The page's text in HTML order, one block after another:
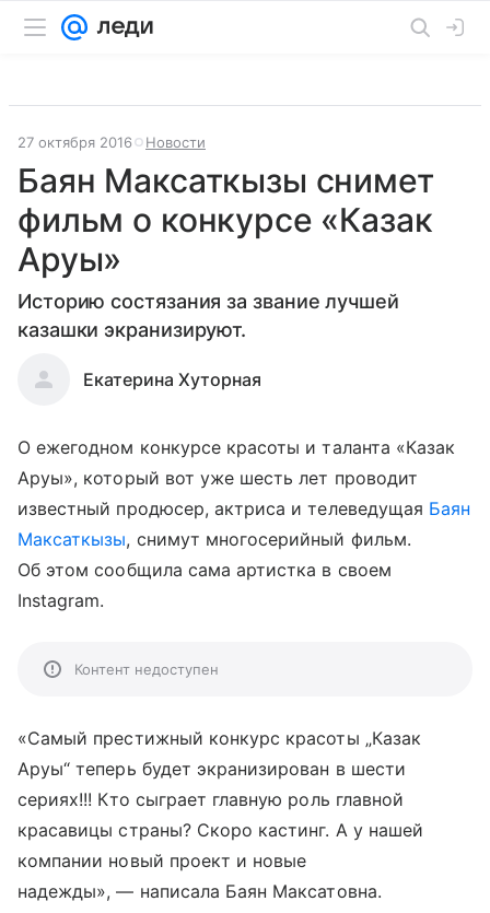
27 октября 2016 Новости
Баян Максаткызы снимет
фильм о конкурсе «Казак
Аруы»
Историю состязания за звание лучшей
казашки экранизируют.
Екатерина Хуторная
О ежегодном конкурсе красоты и таланта «Казак
Аруы», который вот уже шесть лет проводит
известный продюсер, актриса и телеведущая Баян
Максаткызы, снимут многосерийный фильм.
Об этом сообщила сама артистка в своем
Instagram.
Контент недоступен
«Самый престижный конкурс красоты „Казак
Аруы“ теперь будет экранизирован в шести
сериях!!! Кто сыграет главную роль главной
красавицы страны? Скоро кастинг. А у нашей
компании новый проект и новые
надежды», — написала Баян Максатовна.